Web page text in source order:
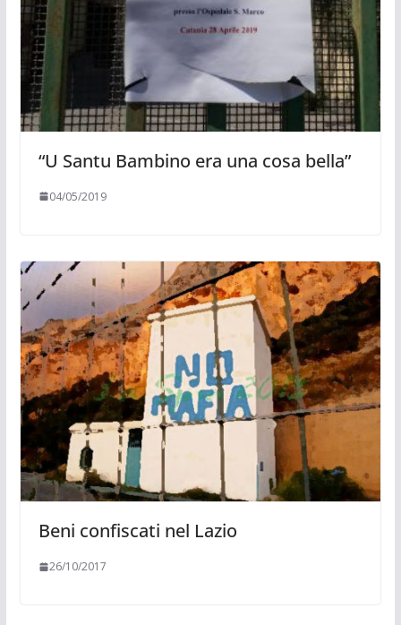
“U Santu Bambino era una cosa bella”
04/05/2019
Beni confiscati nel Lazio
26/10/2017